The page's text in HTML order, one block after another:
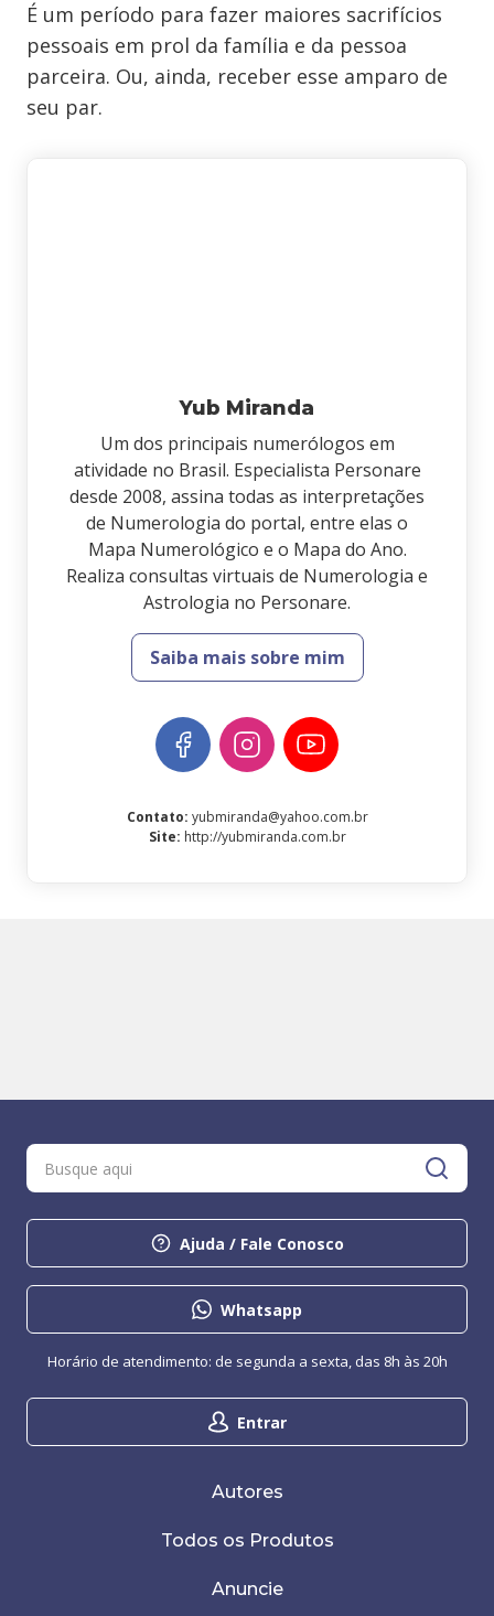
É um período para fazer maiores sacrifícios
pessoais em prol da família e da pessoa
parceira. Ou, ainda, receber esse amparo de
seu par.
Yub Miranda
Um dos principais numerólogos em
atividade no Brasil. Especialista Personare
desde 2008, assina todas as interpretações
de Numerologia do portal, entre elas o
Mapa Numerológico e o Mapa do Ano.
Realiza consultas virtuais de Numerologia e
Astrologia no Personare.
Saiba mais sobre mim
Contato: yubmiranda@yahoo.com.br
Site: http://yubmiranda.com.br
Ajuda / Fale Conosco
Whatsapp
Entrar
Horário de atendimento: de segunda a sexta, das 8h às 20h
Autores
Todos os Produtos
Anuncie